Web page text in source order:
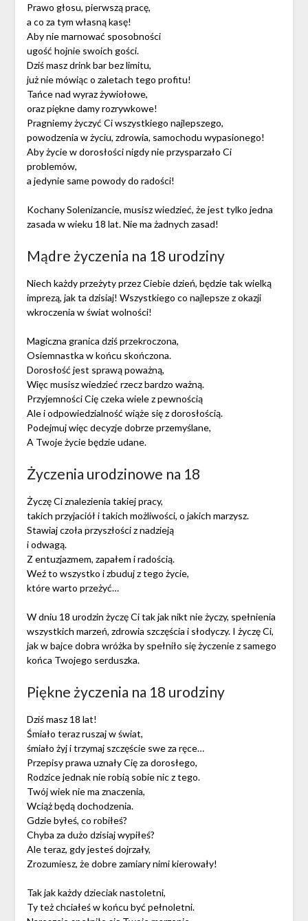
Prawo głosu, pierwszą pracę,
a co za tym własną kasę!
Aby nie marnować sposobności
ugość hojnie swoich gości.
Dziś masz drink bar bez limitu,
już nie mówiąc o zaletach tego profitu!
Tańce nad wyraz żywiołowe,
oraz piękne damy rozrywkowe!
Pragniemy życzyć Ci wszystkiego najlepszego,
powodzenia w życiu, zdrowia, samochodu wypasionego!
Aby życie w dorosłości nigdy nie przysparzało Ci
problemów,
a jedynie same powody do radości!
Kochany Solenizancie, musisz wiedzieć, że jest tylko jedna
zasada w wieku 18 lat. Nie ma żadnych zasad!
Mądre życzenia na 18 urodziny
Niech każdy przeżyty przez Ciebie dzień, będzie tak wielką
imprezą, jak ta dzisiaj! Wszystkiego co najlepsze z okazji
wkroczenia w świat wolności!
Magiczna granica dziś przekroczona,
Osiemnastka w końcu skończona.
Dorosłość jest sprawą poważną,
Więc musisz wiedzieć rzecz bardzo ważną.
Przyjemności Cię czeka wiele z pewnością
Ale i odpowiedzialność wiąże się z dorosłością.
Podejmuj więc decyzje dobrze przemyślane,
A Twoje życie będzie udane.
Życzenia urodzinowe na 18
Życzę Ci znalezienia takiej pracy,
takich przyjaciół i takich możliwości, o jakich marzysz.
Stawiaj czoła przyszłości z nadzieją
i odwagą.
Z entuzjazmem, zapałem i radością.
Weź to wszystko i zbuduj z tego życie,
które warto przeżyć…
W dniu 18 urodzin życzę Ci tak jak nikt nie życzy, spełnienia
wszystkich marzeń, zdrowia szczęścia i słodyczy. I życzę Ci,
jak w bajce dobra wróżka by spełniło się życzenie z samego
końca Twojego serduszka.
Piękne życzenia na 18 urodziny
Dziś masz 18 lat!
Śmiało teraz ruszaj w świat,
śmiało żyj i trzymaj szczęście swe za ręce…
Przepisy prawa uznały Cię za dorosłego,
Rodzice jednak nie robią sobie nic z tego.
Twój wiek nie ma znaczenia,
Wciąż będą dochodzenia.
Gdzie byłeś, co robiłeś?
Chyba za dużo dzisiaj wypiłeś?
Ale teraz, gdy jesteś dojrzały,
Zrozumiesz, że dobre zamiary nimi kierowały!
Tak jak każdy dzieciak nastoletni,
Ty też chciałeś w końcu być pełnoletni.